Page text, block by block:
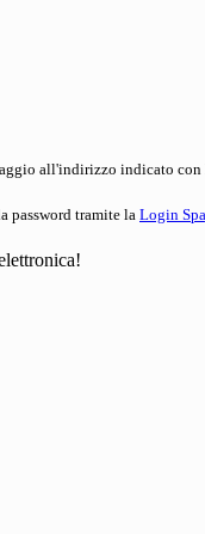
all'indirizzo indicato con
password tramite la Login